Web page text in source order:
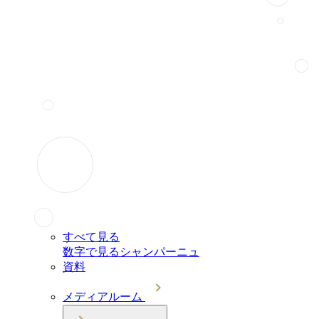
すべて見る
数字で見るシャンパーニュ
資料
メディアルーム